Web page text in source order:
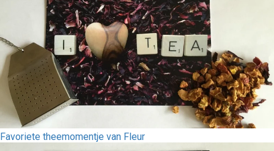
Favoriete theemomentje van Fleur